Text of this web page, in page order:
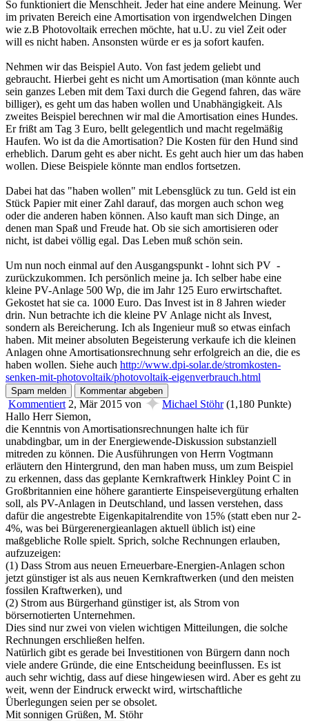
So funktioniert die Menschheit. Jeder hat eine andere Meinung. Wer
im privaten Bereich eine Amortisation von irgendwelchen Dingen
wie z.B Photovoltaik errechen möchte, hat u.U. zu viel Zeit oder
will es nicht haben. Ansonsten würde er es ja sofort kaufen.
Nehmen wir das Beispiel Auto. Von fast jedem geliebt und
gebraucht. Hierbei geht es nicht um Amortisation (man könnte auch
sein ganzes Leben mit dem Taxi durch die Gegend fahren, das wäre
billiger), es geht um das haben wollen und Unabhängigkeit. Als
zweites Beispiel berechnen wir mal die Amortisation eines Hundes.
Er frißt am Tag 3 Euro, bellt gelegentlich und macht regelmäßig
Haufen. Wo ist da die Amortisation? Die Kosten für den Hund sind
erheblich. Darum geht es aber nicht. Es geht auch hier um das haben
wollen. Diese Beispiele könnte man endlos fortsetzen.
Dabei hat das "haben wollen" mit Lebensglück zu tun. Geld ist ein
Stück Papier mit einer Zahl darauf, das morgen auch schon weg
oder die anderen haben können. Also kauft man sich Dinge, an
denen man Spaß und Freude hat. Ob sie sich amortisieren oder
nicht, ist dabei völlig egal. Das Leben muß schön sein.
Um nun noch einmal auf den Ausgangspunkt - lohnt sich PV -
zurückzukommen. Ich persönlich meine ja. Ich selber habe eine
kleine PV-Anlage 500 Wp, die im Jahr 125 Euro erwirtschaftet.
Gekostet hat sie ca. 1000 Euro. Das Invest ist in 8 Jahren wieder
drin. Nun betrachte ich die kleine PV Anlage nicht als Invest,
sondern als Bereicherung. Ich als Ingenieur muß so etwas einfach
haben. Mit meiner absoluten Begeisterung verkaufe ich die kleinen
Anlagen ohne Amortisationsrechnung sehr erfolgreich an die, die es
haben wollen. Siehe auch http://www.dpi-solar.de/stromkosten-
senken-mit-photovoltaik/photovoltaik-eigenverbrauch.html
Kommentiert 2, Mär 2015 von ✦Michael Stöhr (1,180 Punkte)
Hallo Herr Siemon,
die Kenntnis von Amortisationsrechnungen halte ich für
unabdingbar, um in der Energiewende-Diskussion substanziell
mitreden zu können. Die Ausführungen von Herrn Vogtmann
erläutern den Hintergrund, den man haben muss, um zum Beispiel
zu erkennen, dass das geplante Kernkraftwerk Hinkley Point C in
Großbritannien eine höhere garantierte Einspeisevergütung erhalten
soll, als PV-Anlagen in Deutschland, und lassen verstehen, dass
dafür die angestrebte Eigenkapitalrendite von 15% (statt eben nur 2-
4%, was bei Bürgerenergieanlagen aktuell üblich ist) eine
maßgebliche Rolle spielt. Sprich, solche Rechnungen erlauben,
aufzuzeigen:
(1) Dass Strom aus neuen Erneuerbare-Energien-Anlagen schon
jetzt günstiger ist als aus neuen Kernkraftwerken (und den meisten
fossilen Kraftwerken), und
(2) Strom aus Bürgerhand günstiger ist, als Strom von
börsernotierten Unternehmen.
Dies sind nur zwei von vielen wichtigen Mitteilungen, die solche
Rechnungen erschließen helfen.
Natürlich gibt es gerade bei Investitionen von Bürgern dann noch
viele andere Gründe, die eine Entscheidung beeinflussen. Es ist
auch sehr wichtig, dass auf diese hingewiesen wird. Aber es geht zu
weit, wenn der Eindruck erweckt wird, wirtschaftliche
Überlegungen seien per se obsolet.
Mit sonnigen Grüßen, M. Stöhr